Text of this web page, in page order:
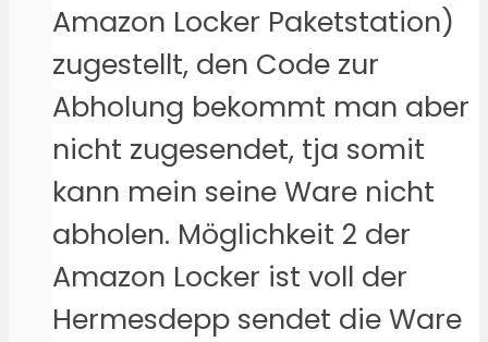
Amazon Locker Paketstation)
zugestellt, den Code zur
Abholung bekommt man aber
nicht zugesendet, tja somit
kann mein seine Ware nicht
abholen. Möglichkeit 2 der
Amazon Locker ist voll der
Hermesdepp sendet die Ware